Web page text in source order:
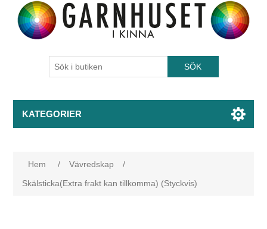
KATEGORIER
Hem / Vävredskap
/
Skälsticka(Extra frakt kan tillkomma) (Styckvis)